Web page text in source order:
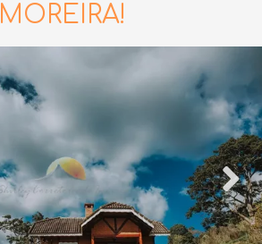
MOREIRA!